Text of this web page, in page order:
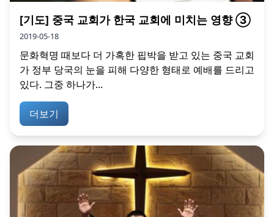
[기도] 중국 교회가 한국 교회에 미치는 영향 ③
2019-05-18
문화혁명 때보다 더 가혹한 핍박을 받고 있는 중국 교회
가 정부 당국의 눈을 피해 다양한 형태로 예배를 드리고
있다. 그중 하나가...
더보기